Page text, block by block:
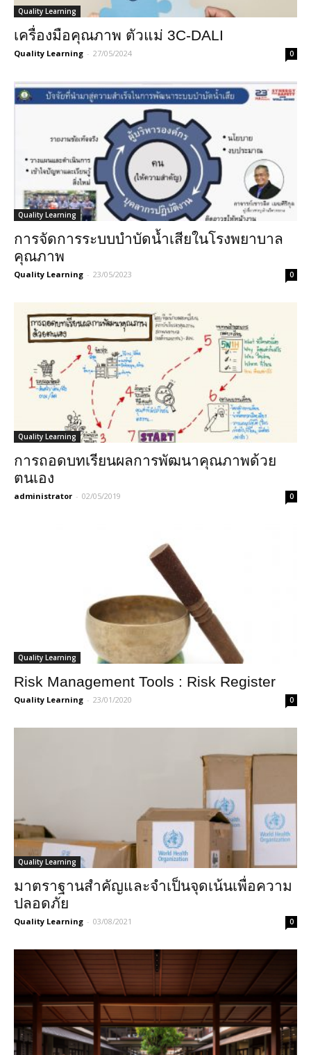
Quality Learning
เครื่องมือคุณภาพ ตัวแม่ 3C-DALI
Quality Learning - 27/05/2024 0
Quality Learning
การจัดการระบบบำบัดน้ำเสียในโรงพยาบาล
คุณภาพ
Quality Learning - 23/05/2023 0
Quality Learning
การถอดบทเรียนผลการพัฒนาคุณภาพด้วย
ตนเอง
administrator - 02/05/2019 0
Quality Learning
Risk Management Tools : Risk Register
Quality Learning - 23/01/2020 0
Quality Learning
มาตราฐานสำคัญและจำเป็นจุดเน้นเพื่อความ
ปลอดภัย
Quality Learning - 03/08/2021 0